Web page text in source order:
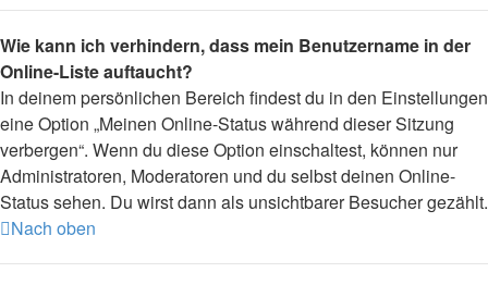
Wie kann ich verhindern, dass mein Benutzername in der
Online-Liste auftaucht?
In deinem persönlichen Bereich findest du in den Einstellungen
eine Option „Meinen Online-Status während dieser Sitzung
verbergen“. Wenn du diese Option einschaltest, können nur
Administratoren, Moderatoren und du selbst deinen Online-
Status sehen. Du wirst dann als unsichtbarer Besucher gezählt.
Nach oben